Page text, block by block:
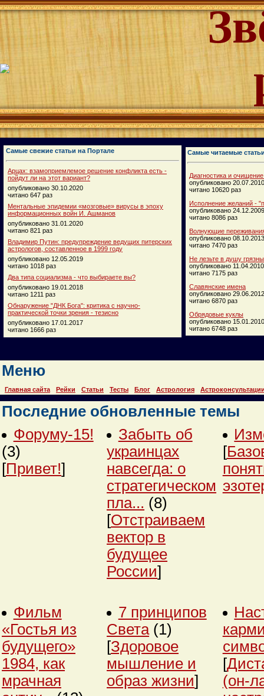
Самые свежие статьи на Портале
Арцах: взамоприемлемое решение конфликта есть -
пойдут ли на этот вариант?
опубликовано 30.10.2020
читано 647 раз
Ментальные эпидемии «мозговые» вирусы в эпоху
информационных войн И. Ашманов
опубликовано 31.01.2020
читано 821 раз
Владимир Путин: предупреждение ведущих питерских
астрологов, составленное в 1999 году
опубликовано 12.05.2019
читано 1018 раз
Два типа социализма - что выбираете вы?
опубликовано 19.01.2018
читано 1211 раз
Обнаружение "ДНК Бога": критика с научно-
практической точки зрения - тезисно
опубликовано 17.01.2017
читано 1666 раз
Самые читаемые
Диагностика и
опубликовано 20.07.2010
читано 10620 раз
Исполнение желаний -
опубликовано 24.12.2009
читано 8086 раз
Волнующие
опубликовано 08.10.2013
читано 7470 раз
Не лезьте в душу
опубликовано 11.04.2010
читано 7175 раз
Славянские имена
опубликовано 29.06.2012
читано 6870 раз
Обрядовые куклы
опубликовано 15.01.2010
читано 6748 раз
Меню
Главная сайта Рейки Статьи Тесты Блог Астрология
Последние обновленные темы
Форуму-15!
(3)
[Привет!]
Забыть об
украинцах
навсегда: о
стратегическом
пла... (8)
[Отстраиваем
вектор в
будущее
России]
[
Фильм
«Гостья из
будущего»
1984, как
мрачная
7 принципов
Света (1)
[Здоровое
мышление и
образ жизни]
[
(он-